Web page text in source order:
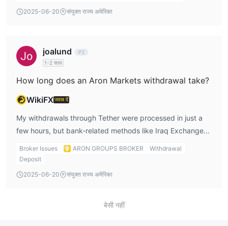
notable fees.
2025-06-20
संयुक्त राज्य अमेरिका
joalund
1-2 साल
How long does an Aron Markets withdrawal take?
WikiFXजवाब दें
My withdrawals through Tether were processed in just a
few hours, but bank-related methods like Iraq Exchange
took closer to 2 working days. Their stated range is 1 hour
to 3 working days, which matches my experience.
Broker Issues ARON GROUPS BROKER
Withdrawal
Deposit
2025-06-20
संयुक्त राज्य अमेरिका
बेसी नहीं